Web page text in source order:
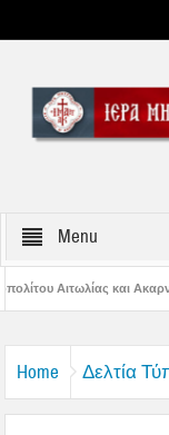
Menu
κ Δαμασκηνου για
Home Δελτία